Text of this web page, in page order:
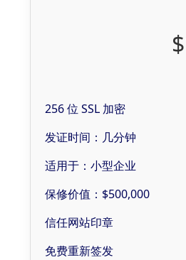
256 位 SSL 加密
发证时间：几分钟
适用于：小型企业
保修价值：$500,000
信任网站印章
免费重新签发